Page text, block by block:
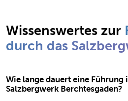
Wissenswertes zur
durch das
Wie lange dauert eine Führung
Salzbergwerk Berchtesgaden?